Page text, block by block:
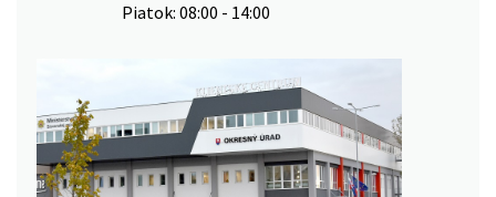
Piatok: 08:00 - 14:00